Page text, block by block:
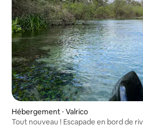
Hébergement ⋅ Valrico
Tout nouveau ! Escapade en bord de